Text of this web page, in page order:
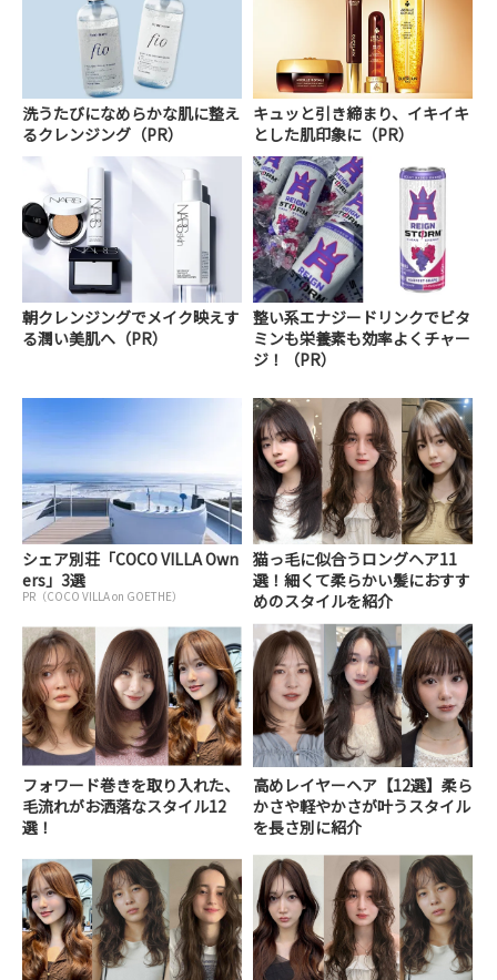
洗うたびになめらかな肌に整え
るクレンジング（PR）
キュッと引き締まり、イキイキ
とした肌印象に（PR）
朝クレンジングでメイク映えす
る潤い美肌へ（PR）
整い系エナジードリンクでビタ
ミンも栄養素も効率よくチャー
ジ！（PR）
シェア別荘「COCO VILLA Own
ers」3選
PR（COCO VILLA on GOETHE）
猫っ毛に似合うロングヘア11
選！細くて柔らかい髪におすす
めのスタイルを紹介
フォワード巻きを取り入れた、
毛流れがお洒落なスタイル12
選！
高めレイヤーヘア【12選】柔ら
かさや軽やかさが叶うスタイル
を長さ別に紹介